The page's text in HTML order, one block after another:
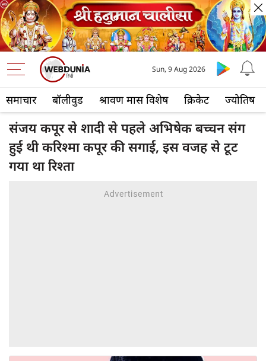
समाचार बॉलीवुड श्रावण मास विशेष क्रिकेट ज्योतिष
Sun, 9 Aug 2026
संजय कपूर से शादी से पहले अभिषेक बच्चन संग
हुई थी करिश्मा कपूर की सगाई, इस वजह से टूट
गया था रिश्ता